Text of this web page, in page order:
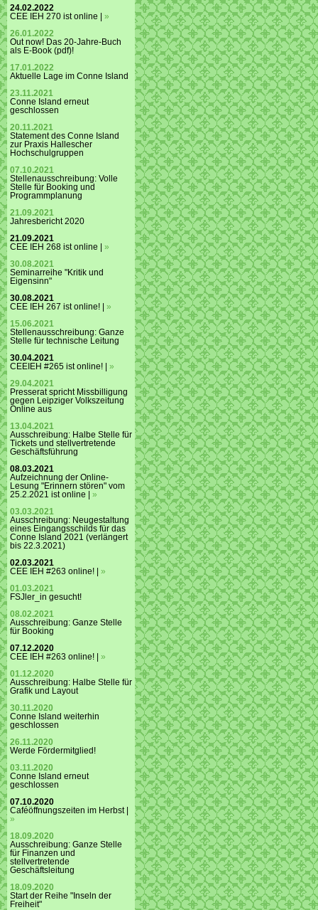
24.02.2022
CEE IEH 270 ist online | »
26.01.2022
Out now! Das 20-Jahre-Buch
als E-Book (pdf)!
17.01.2022
Aktuelle Lage im Conne Island
23.11.2021
Conne Island erneut
geschlossen
20.11.2021
Statement des Conne Island
zur Praxis Hallescher
Hochschulgruppen
07.10.2021
Stellenausschreibung: Volle
Stelle für Booking und
Programmplanung
21.09.2021
Jahresbericht 2020
21.09.2021
CEE IEH 268 ist online | »
30.08.2021
Seminarreihe "Kritik und
Eigensinn"
30.08.2021
CEE IEH 267 ist online! | »
15.06.2021
Stellenausschreibung: Ganze
Stelle für technische Leitung
30.04.2021
CEEIEH #265 ist online! | »
29.04.2021
Presserat spricht Missbilligung
gegen Leipziger Volkszeitung
Online aus
13.04.2021
Ausschreibung: Halbe Stelle für
Tickets und stellvertretende
Geschäftsführung
08.03.2021
Aufzeichnung der Online-
Lesung "Erinnern stören" vom
25.2.2021 ist online | »
03.03.2021
Ausschreibung: Neugestaltung
eines Eingangsschilds für das
Conne Island 2021 (verlängert
bis 22.3.2021)
02.03.2021
CEE IEH #263 online! | »
01.03.2021
FSJler_in gesucht!
08.02.2021
Ausschreibung: Ganze Stelle
für Booking
07.12.2020
CEE IEH #263 online! | »
01.12.2020
Ausschreibung: Halbe Stelle für
Grafik und Layout
30.11.2020
Conne Island weiterhin
geschlossen
26.11.2020
Werde Fördermitglied!
03.11.2020
Conne Island erneut
geschlossen
07.10.2020
Caféöffnungszeiten im Herbst |
»
18.09.2020
Ausschreibung: Ganze Stelle
für Finanzen und
stellvertretende
Geschäftsleitung
18.09.2020
Start der Reihe "Inseln der
Freiheit"